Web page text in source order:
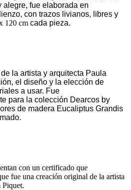
fue elaborada en
con trazos livianos, libres y
120 cm cada pieza.
la artista y arquitecta Paula
el diseño y la elección de
a usar. Fue
para la colección Dearcos by
de madera Eucaliptus Grandis
con un certificado que
fue una creación original de la artista
Piquet.